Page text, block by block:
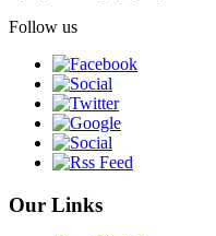
Follow us
Our Links